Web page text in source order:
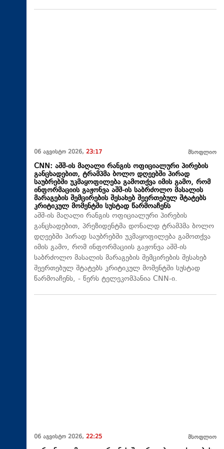
06 აგვისტო 2026, 23:17 მსოფლიო
CNN: აშშ-ის მაღალი რანგის ოფიციალური პირების
განცხადებით, ტრამპმა ბოლო დღეებში პირად
საუბრებში უკმაყოფილება გამოთქვა იმის გამო, რომ
ინფორმაციის გაჟონვა აშშ-ის საბრძოლო მასალის
მარაგების შემცირების შესახებ შეერთებულ შტატებს
კრიტიკულ მომენტში სუსტად წარმოაჩენს
აშშ-ის მაღალი რანგის ოფიციალური პირების
განცხადებით, პრეზიდენტმა დონალდ ტრამპმა ბოლო
დღეებში პირად საუბრებში უკმაყოფილება გამოთქვა
იმის გამო, რომ ინფორმაციის გაჟონვა აშშ-ის
საბრძოლო მასალის მარაგების შემცირების შესახებ
შეერთებულ შტატებს კრიტიკულ მომენტში სუსტად
წარმოაჩენს, - წერს ტელეკომპანია CNN-ი.
06 აგვისტო 2026, 22:25 მსოფლიო